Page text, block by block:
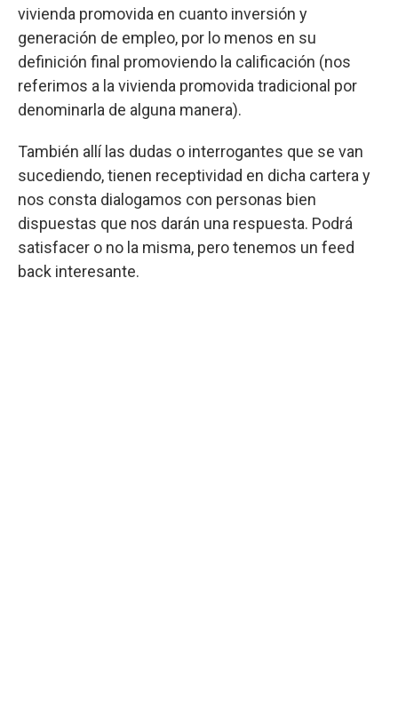
vivienda promovida en cuanto inversión y
generación de empleo, por lo menos en su
definición final promoviendo la calificación (nos
referimos a la vivienda promovida tradicional por
denominarla de alguna manera).
También allí las dudas o interrogantes que se van
sucediendo, tienen receptividad en dicha cartera y
nos consta dialogamos con personas bien
dispuestas que nos darán una respuesta. Podrá
satisfacer o no la misma, pero tenemos un feed
back interesante.